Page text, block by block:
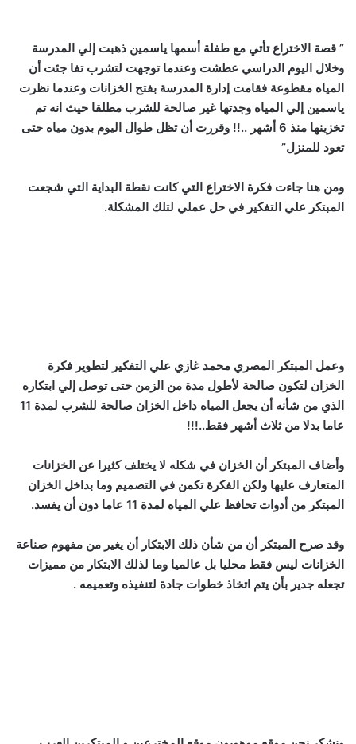
” قصة الاختراع تأتي مع طفلة أسمها ياسمين ذهبت إلي المدرسة
وخلال اليوم الدراسي عطشت وعندما توجهت لتشرب تفا جئت أن
المياه مقطوعة فقامت إدارة المدرسة بفتح الخزانات وعندما نظرت
ياسمين إلي المياه وجدتها غير صالحة للشرب مطلقا حيث انه تم
تخزينها منذ 6 أشهر ..!! وقررت أن تظل طوال اليوم بدون مياه حتى
تعود للمنزل”
ومن هنا جاءت فكرة الاختراع التي كانت نقطة البداية التي شجعت
المبتكر علي التفكير في حل عملي لتلك المشكلة.
وعمل المبتكر المصري محمد غازي علي التفكير لتطوير فكرة
الخزان لتكون صالحة لأطول مدة من الزمن حتى توصل إلي ابتكاره
الذي من شأنه أن يجعل المياه داخل الخزان صالحة للشرب لمدة 11
عاما بدلا من ثلاث أشهر فقط..!!!
وأضاف المبتكر أن الخزان في شكله لا يختلف كثيرا عن الخزانات
المتعارف عليها ولكن الفكرة تكمن في التصميم وما بداخل الخزان
المبتكر من أدوات تحافظ علي المياه لمدة 11 عاما دون أن يفسد.
وقد صرح المبتكر أن من شأن ذلك الابتكار أن يغير من مفهوم صناعة
الخزانات ليس فقط محليا بل عالميا وما لذلك الابتكار من مميزات
تجعله جدير بأن يتم اتخاذ خطوات جادة لتنفيذه وتعميمه .